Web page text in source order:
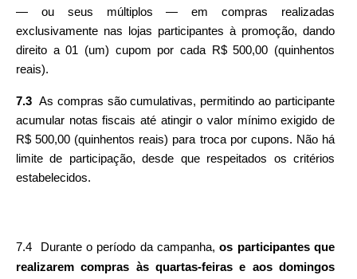
— ou seus múltiplos — em compras realizadas
exclusivamente nas lojas participantes à promoção, dando
direito a 01 (um) cupom por cada R$ 500,00 (quinhentos
reais).
7.3 As compras são cumulativas, permitindo ao participante
acumular notas fiscais até atingir o valor mínimo exigido de
R$ 500,00 (quinhentos reais) para troca por cupons. Não há
limite de participação, desde que respeitados os critérios
estabelecidos.
7.4  Durante o período da campanha, os participantes que